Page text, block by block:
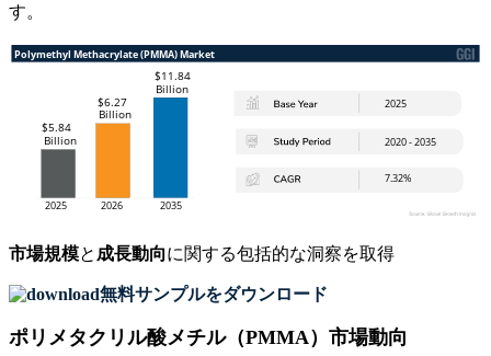
す。
市場規模と成長動向に関する包括的な洞察を取得
無料サンプルをダウンロード
ポリメタクリル酸メチル（PMMA）市場動向